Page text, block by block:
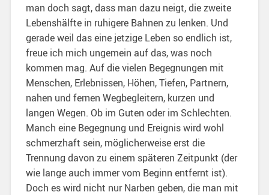
man doch sagt, dass man dazu neigt, die zweite
Lebenshälfte in ruhigere Bahnen zu lenken. Und
gerade weil das eine jetzige Leben so endlich ist,
freue ich mich ungemein auf das, was noch
kommen mag. Auf die vielen Begegnungen mit
Menschen, Erlebnissen, Höhen, Tiefen, Partnern,
nahen und fernen Wegbegleitern, kurzen und
langen Wegen. Ob im Guten oder im Schlechten.
Manch eine Begegnung und Ereignis wird wohl
schmerzhaft sein, möglicherweise erst die
Trennung davon zu einem späteren Zeitpunkt (der
wie lange auch immer vom Beginn entfernt ist).
Doch es wird nicht nur Narben geben, die man mit